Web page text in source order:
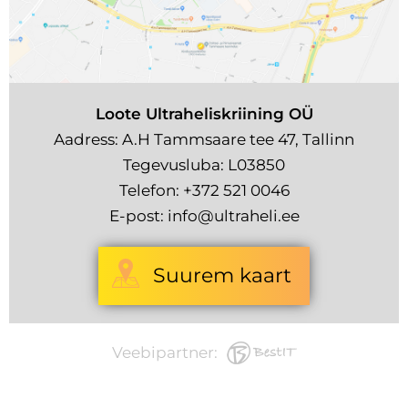
Loote Ultraheliskriining OÜ
Aadress: A.H Tammsaare tee 47, Tallinn
Tegevusluba: L03850
Telefon: +372 521 0046
E-post: info@ultraheli.ee
Suurem kaart
Veebipartner: